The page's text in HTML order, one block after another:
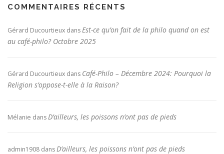
COMMENTAIRES RÉCENTS
Gérard Ducourtieux dans Est-ce qu’on fait de la philo quand on est
au café-philo? Octobre 2025
Gérard Ducourtieux dans Café-Philo – Décembre 2024: Pourquoi la
Religion s’oppose-t-elle à la Raison?
Mélanie dans D’ailleurs, les poissons n’ont pas de pieds
admin1908 dans D’ailleurs, les poissons n’ont pas de pieds